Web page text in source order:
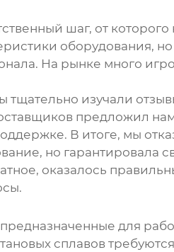
шаг, от
оборудования,
На рынке много
изучали
предложил
В итоге, мы
но гарантировала
оказалось
предназначенные для
сплавов